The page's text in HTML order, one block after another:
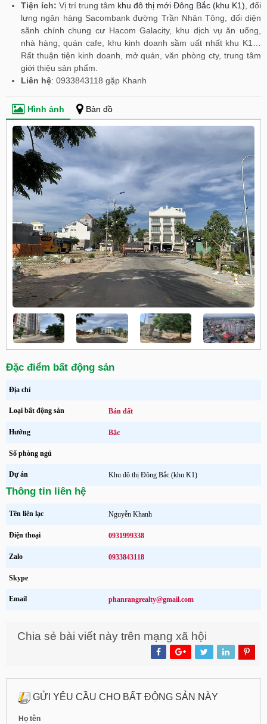
Tiện ích: Vị trí trung tâm khu đô thị mới Đông Bắc (khu K1) , đối
lưng ngân hàng Sacombank đường Trần Nhân Tông, đối diện
sãnh chính chung cư Hacom Galacity, khu dịch vụ ăn uống,
nhà hàng, quán cafe, khu kinh doanh sầm uất nhất khu K1…
Rất thuận tiện kinh doanh, mở quán, văn phòng cty, trung tâm
giới thiệu sản phẩm.
Liên hệ: 0933843118 gặp Khanh
Hình ảnh Bản đồ
Đặc điểm bất động sản
Địa chỉ
Loại bất động sản Bán đất
Hướng Bắc
Số phòng ngủ
Dự án Khu đô thị Đông Bắc (khu K1)
Thông tin liên hệ
Tên liên lạc Nguyễn Khanh
Điện thoại 0931999338
Zalo 0933843118
Skype
Email phanrangrealty@gmail.com
Chia sẻ bài viết này trên mạng xã hội
GỬI YÊU CẦU CHO BẤT ĐỘNG SẢN NÀY
Họ tên